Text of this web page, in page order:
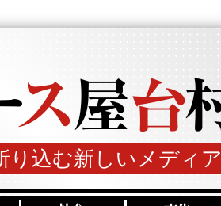
り込む新しいメディア